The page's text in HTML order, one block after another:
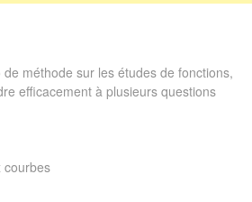
méthode sur les études de fonctions,
efficacement à plusieurs questions
courbes